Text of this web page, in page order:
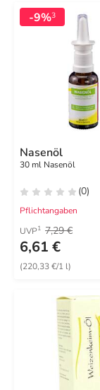
-9%3
Nasenöl
30 ml Nasenöl
(0)
Pflichtangaben
UVP1 7,29 €
6,61 €
(220,33 €/1 l)